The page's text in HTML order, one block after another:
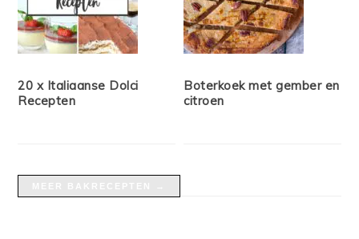
20 x Italiaanse Dolci
Recepten
Boterkoek met gember en
citroen